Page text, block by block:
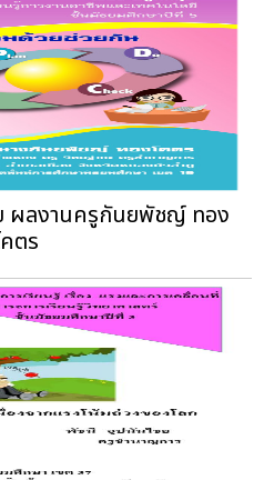
ผลงานครูกันยพัชญ์ ทอง
ตร